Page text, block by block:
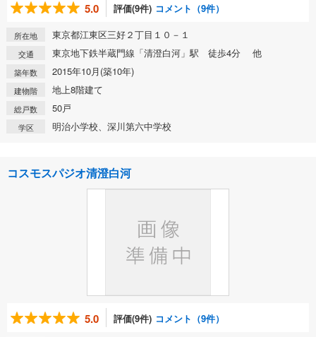
5.0 評価(9件) コメント（9件）
所在地 東京都江東区三好２丁目１０－１
交通 東京地下鉄半蔵門線「清澄白河」駅 徒歩4分 他
築年数 2015年10月(築10年)
建物階 地上8階建て
総戸数 50戸
学区 明治小学校、深川第六中学校
コスモスパジオ清澄白河
5.0 評価(9件) コメント（9件）